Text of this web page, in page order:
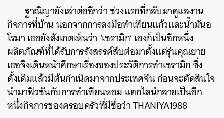
ฐาณิญายังเล่าต่ออีกว่า ช่วงแรกที่กลับมาดูแลงาน
กิจการที่บ้าน นอกจากการลงมือทำเทียนแก้วและน้ำมันอ
โรมา เธอยังสังเกตเห็นว่า ‘เซรามิก’ เองก็เป็นอีกหนึ่ง
ผลิตภัณฑ์ที่ได้รับการรังสรรค์สืบต่อมาตั้งแต่รุ่นคุณยาย
เธอจึงเดินหน้าศึกษาเรื่องของประวัติการทำเซรามิก ซึ่ง
ดั้งเดิมแล้วมีต้นกำเนิดมาจากประเทศจีน ก่อนจะตัดสินใจ
นำมาฟิวชันกับการทำเทียนหอม แตกไลน์กลายเป็นอีก
หนึ่งกิจการของครอบครัวที่มีชื่อว่า THANIYA1988